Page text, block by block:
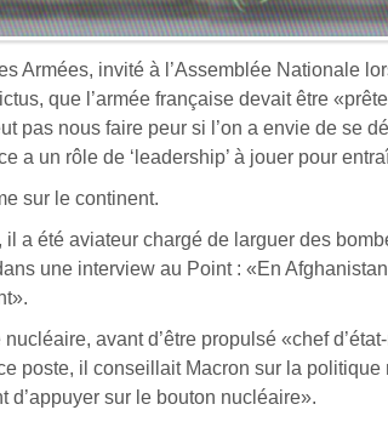
Armées, invité à l’Assemblée Nationale
que l’armée française devait être
pas nous faire peur si l’on a envie de se
a un rôle de ‘leadership’ à jouer pour
sur le continent.
il a été aviateur chargé de larguer des
une interview au Point : «En
avant d’être propulsé «chef
poste, il conseillait Macron sur la
sur le bouton nucléaire».